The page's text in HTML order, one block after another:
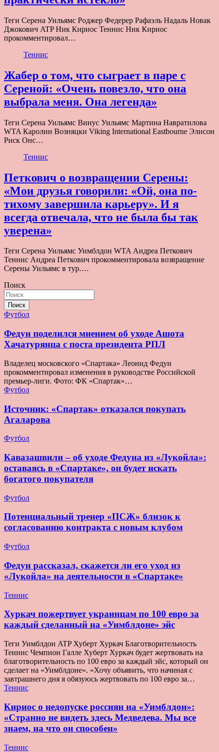
Теги Серена Уильямс Роджер Федерер Рафаэль Надаль Новак
Джокович ATP Ник Кириос Теннис Ник Кириос
прокомментировал…
Теннис
Жабер о том, что сыграет в паре с
Сереной: «Очень повезло, что она
выбрала меня. Она легенда»
Теги Серена Уильямс Винус Уильямс Мартина Навратилова
WTA Каролин Возняцки Viking International Eastbourne Элисон
Риск Онс…
Теннис
Петкович о возвращении Серены:
«Мои друзья говорили: «Ой, она по-
тихому завершила карьеру». И я
всегда отвечала, что не была бы так
уверена»
Теги Серена Уильямс Уимблдон WTA Андреа Петкович
Теннис Андреа Петкович прокомментировала возвращение
Серены Уильямс в тур.…
Поиск
Поиск
Футбол
Федун поделился мнением об уходе Ашота
Хачатурянца с поста президента РПЛ
Владелец московского «Спартака» Леонид Федун
прокомментировал изменения в руководстве Российской
премьер-лиги. Фото: ФК «Спартак»…
Футбол
Источник: «Спартак» отказался покупать
Агаларова
Футбол
Кавазашвили – об уходе Федуна из «Лукойла»:
оставаясь в «Спартаке», он будет искать
богатого покупателя
Футбол
Потенциальный тренер «ПСЖ» близок к
согласованию контракта с новым клубом
Футбол
Федун рассказал, скажется ли его уход из
«Лукойла» на деятельности в «Спартаке»
Теннис
Хуркач пожертвует украинцам по 100 евро за
каждый сделанный на «Уимблдоне» эйс
Теги Уимблдон ATP Хуберт Хуркач Благотворительность
Теннис Чемпион Галле Хуберт Хуркач будет жертвовать на
благотворительность по 100 евро за каждый эйс, который он
сделает на «Уимблдоне». «Хочу объявить, что начиная с
завтрашнего дня я обязуюсь жертвовать по 100 евро за…
Теннис
Кириос о недопуске россиян на «Уимблдон»:
«Странно не видеть здесь Медведева. Мы все
знаем, на что он способен»
Теннис